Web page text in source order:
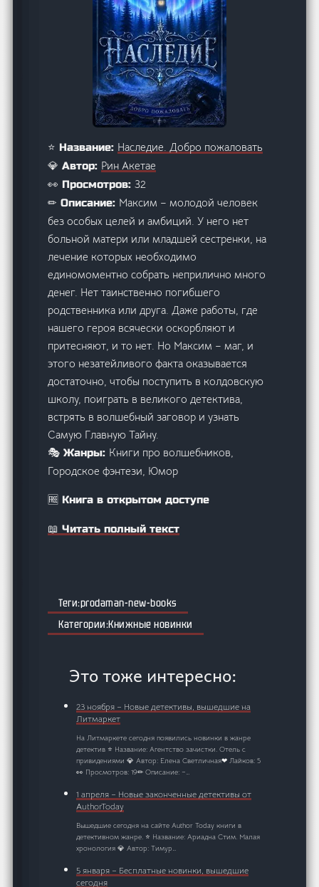
⭐ Название: Наследие. Добро пожаловать
💎 Автор: Рин Акетае
👀 Просмотров:32
✏ Описание: Максим – молодой человек
без особых целей и амбиций. У него нет
больной матери или младшей сестренки, на
лечение которых необходимо
единомоментно собрать неприлично много
денег. Нет таинственно погибшего
родственника или друга. Даже работы, где
нашего героя всячески оскорбляют и
притесняют, и то нет. Но Максим – маг, и
этого незатейливого факта оказывается
достаточно, чтобы поступить в колдовскую
школу, поиграть в великого детектива,
встрять в волшебный заговор и узнать
Самую Главную Тайну.
🎭 Жанры: Книги про волшебников,
Городское фэнтези, Юмор
🆓 Книга в открытом доступе
📖 Читать полный текст
prodaman-new-books
Книжные новинки
Это тоже интересно:
23 ноября – Новые детективы, вышедшие на
Литмаркет
На Литмаркете сегодня появились новинки в жанре
детектив ⭐ Название: Агентство зачистки. Отель с
привидениями 💎 Автор: Елена Светличная❤ Лайков: 5
👀 Просмотров: 19✏ Описание: –…
1 апреля – Новые законченные детективы от
AuthorToday
Вышедшие сегодня на сайте Author Today книги в
детективном жанре. ⭐ Название: Ариадна Стим. Малая
хронология 💎 Автор: Тимур…
5 января – Бесплатные новинки, вышедшие
сегодня